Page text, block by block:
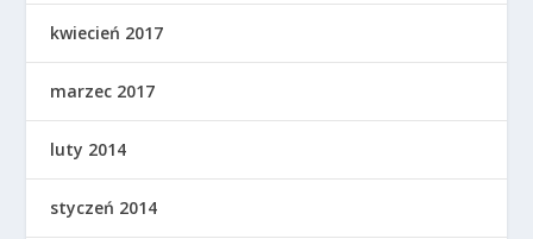
kwiecień 2017
marzec 2017
luty 2014
styczeń 2014